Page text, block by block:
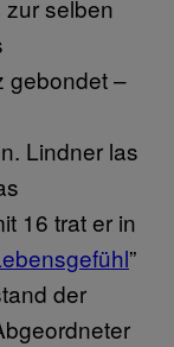
selben
gebondet –
Lindner las
16 trat er in
”
der